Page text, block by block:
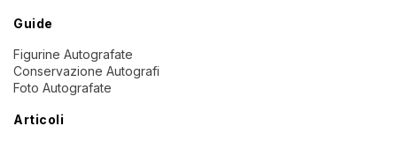
Guide
Figurine Autografate
Conservazione Autografi
Foto Autografate
Articoli